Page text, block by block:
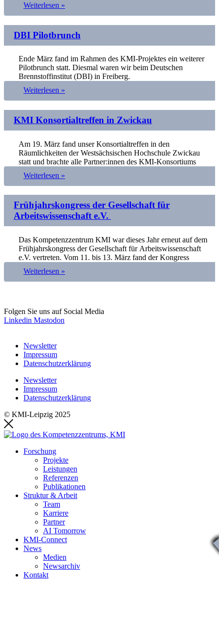
Weiterlesen »
DBI Pilotbrunch
Ende März fand im Rahmen des KMI-Projektes ein weiterer
Pilotbrunch statt. Diesmal waren wir beim Deutschen
Brennstoffinstitut (DBI) in Freiberg.
Weiterlesen »
KMI Konsortialtreffen in Zwickau
Am 19. März fand unser Konsortialtreffen in den
Räumlichkeiten der Westsächsischen Hochschule Zwickau
statt und brachte alle Partner:innen des KMI-Konsortiums
Weiterlesen »
Frühjahrskongress der Gesellschaft für
Arbeitswissenschaft e.V.
Das Kompetenzzentrum KMI war dieses Jahr erneut auf dem
Frühjahrskongress der Gesellschaft für Arbeitswissenschaft
e.V. vertreten. Vom 11. bis 13. März fand der Kongress
Weiterlesen »
Folgen Sie uns auf Social Media
Linkedin Mastodon
Newsletter
Impressum
Datenschutzerklärung
Newsletter
Impressum
Datenschutzerklärung
© KMI-Leipzig 2025
Forschung
Projekte
Leistungen
Referenzen
Publikationen
Struktur & Arbeit
Team
Karriere
Partner
AI Tomorrow
KMI-Connect
News
Medien
Newsarchiv
Kontakt